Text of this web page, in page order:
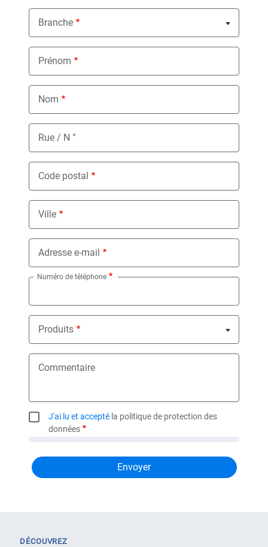
Branche
Nothing selected
Prénom
Nom
Rue / N °
Code postal
Ville
Adresse e-mail
Numéro de téléphone
Produits
Nothing selected
Commentaire
J'ai lu et accepté la politique de protection des
données
DÉCOUVREZ